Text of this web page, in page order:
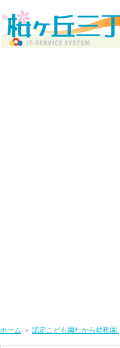
ホーム ＞ 認定こども園たから幼稚園